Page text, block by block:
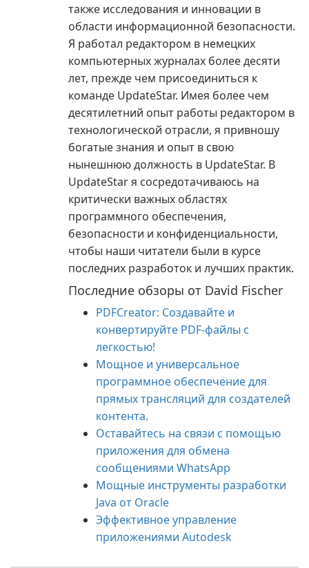
также исследования и инновации в
области информационной безопасности.
Я работал редактором в немецких
компьютерных журналах более десяти
лет, прежде чем присоединиться к
команде UpdateStar. Имея более чем
десятилетний опыт работы редактором в
технологической отрасли, я привношу
богатые знания и опыт в свою
нынешнюю должность в UpdateStar. В
UpdateStar я сосредотачиваюсь на
критически важных областях
программного обеспечения,
безопасности и конфиденциальности,
чтобы наши читатели были в курсе
последних разработок и лучших практик.
Последние обзоры от David Fischer
PDFCreator: Создавайте и
конвертируйте PDF-файлы с
легкостью!
Мощное и универсальное
программное обеспечение для
прямых трансляций для создателей
контента.
Оставайтесь на связи с помощью
приложения для обмена
сообщениями WhatsApp
Мощные инструменты разработки
Java от Oracle
Эффективное управление
приложениями Autodesk